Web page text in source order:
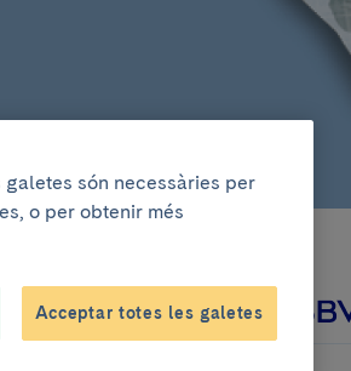
elaborat conjuntament amb
són necessàries per
o per obtenir més
Acceptar totes les galetes